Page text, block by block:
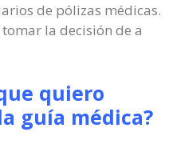
de pólizas médicas.
la decisión de a
quiero
guía médica?